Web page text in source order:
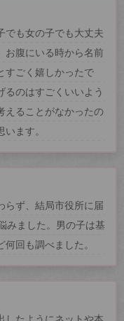
でも女の子でも大丈夫
お腹にいる時から名前
すごく嬉しかったで
るのはすごくいいよう
えることがなかったの
ます。
らず、結局市役所に届
みました。男の子は基
回も調べました。